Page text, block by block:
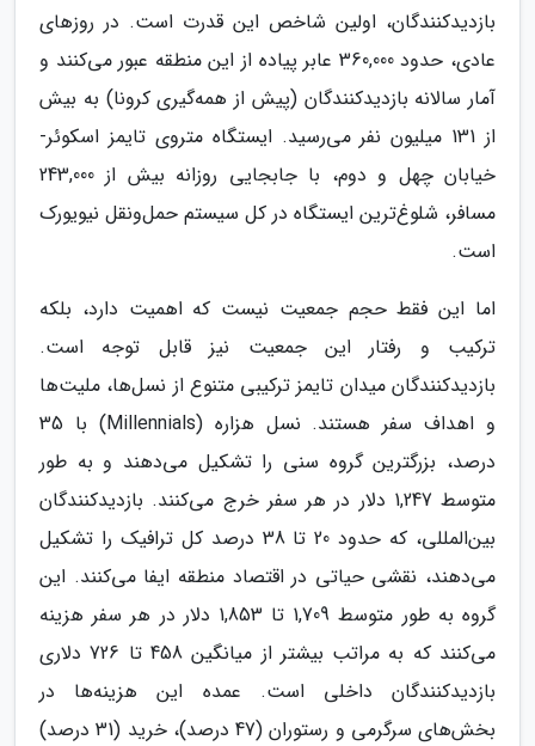
بازدیدکنندگان، اولین شاخص این قدرت است. در روزهای
عادی، حدود 360,000 عابر پیاده از این منطقه عبور می‌کنند و
آمار سالانه بازدیدکنندگان (پیش از همه‌گیری کرونا) به بیش
از 131 میلیون نفر می‌رسید. ایستگاه متروی تایمز اسکوئر-
خیابان چهل و دوم، با جابجایی روزانه بیش از 243,000
مسافر، شلوغ‌ترین ایستگاه در کل سیستم حمل‌ونقل نیویورک
است.
اما این فقط حجم جمعیت نیست که اهمیت دارد، بلکه
ترکیب و رفتار این جمعیت نیز قابل توجه است.
بازدیدکنندگان میدان تایمز ترکیبی متنوع از نسل‌ها، ملیت‌ها
و اهداف سفر هستند. نسل هزاره (Millennials) با 35
درصد، بزرگترین گروه سنی را تشکیل می‌دهند و به طور
متوسط 1,247 دلار در هر سفر خرج می‌کنند. بازدیدکنندگان
بین‌المللی، که حدود 20 تا 38 درصد کل ترافیک را تشکیل
می‌دهند، نقشی حیاتی در اقتصاد منطقه ایفا می‌کنند. این
گروه به طور متوسط 1,709 تا 1,853 دلار در هر سفر هزینه
می‌کنند که به مراتب بیشتر از میانگین 458 تا 726 دلاری
بازدیدکنندگان داخلی است. عمده این هزینه‌ها در
بخش‌های سرگرمی و رستوران (47 درصد)، خرید (31 درصد)